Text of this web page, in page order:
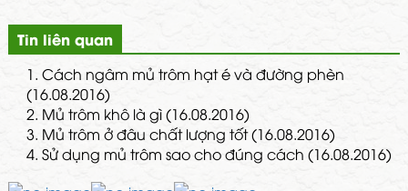
Tin liên quan
1. Cách ngâm mủ trôm hạt é và đường phèn
(16.08.2016)
2. Mủ trôm khô là gì (16.08.2016)
3. Mủ trôm ở đâu chất lượng tốt (16.08.2016)
4. Sử dụng mủ trôm sao cho đúng cách (16.08.2016)